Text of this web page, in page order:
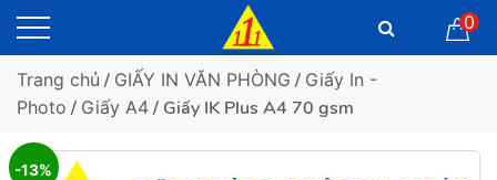
0
Trang chủ / GIẤY IN VĂN PHÒNG / Giấy In -
Photo / Giấy A4 / Giấy IK Plus A4 70 gsm
-13%